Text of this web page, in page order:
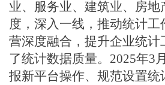
业、服务业、建筑业、房地
度，深入一线，推动统计
营深度融合，提升企业统计
了统计数据质量。 2025年3
报新平台操作、规范设置统